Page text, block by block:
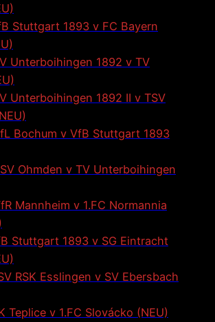
Stuttgart 1893 v FC Bayern
Unterboihingen 1892 v TV
Unterboihingen 1892 II v TSV
Bochum v VfB Stuttgart 1893
Ohmden v TV Unterboihingen
Mannheim v 1.FC Normannia
Stuttgart 1893 v SG Eintracht
RSK Esslingen v SV Ebersbach
Teplice v 1.FC Slovácko (NEU)